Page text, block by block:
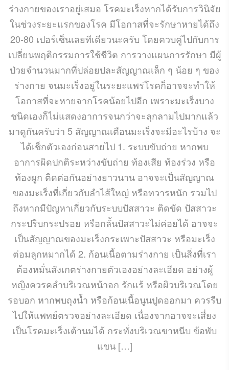
ร่างกายของเราอยู่เสมอ โรคมะเร็งหากได้รับการวินิจัย
ในช่วงระยะแรกของโรค มีโอกาสที่จะรักษาหายได้ถึง
20-80 เปอร์เซ็นเลยทีเดียวนะครับ โดยควบคู่ไปกับการ
เปลี่ยนพฤติกรรมการใช้ชีวิต การวางแผนการรักษา มีผู้
ป่วยจำนวนมากที่ปล่อยปละสัญญาณเล็ก ๆ น้อย ๆ ของ
ร่างกาย จนมะเร็งอยู่ในระยะแพร่โรคก็อาจจะทำให้
โอกาสที่จะหายจากโรคน้อยไปอีก เพราะมะเร็งบาง
ชนิดเองก็ไม่แสดงอาการจนกว่าจะลุกลามไปมากแล้ว
มาดูกันครับว่า 5 สัญญาณเตือนมะเร็งจะมีอะไรบ้าง จะ
ได้เช็กตัวเองก่อนสายไป 1. ระบบขับถ่าย หากพบ
อาการผิดปกติระหว่างขับถ่าย ท้องเสีย ท้องร่วง หรือ
ท้องผูก ติดต่อกันอย่างยาวนาน อาจจะเป็นสัญญาณ
ของมะเร็งที่เกี่ยวกับลำไส้ใหญ่ หรือทวารหนัก รวมไป
ถึงหากมีปัญหาเกี่ยวกับระบบปัสสาวะ ติดขัด ปัสสาวะ
กระปริบกระปรอย หรือกลั้นปัสสาวะไม่ค่อยได้ อาจจะ
เป็นสัญญาณของมะเร็งกระเพาะปัสสาวะ หรือมะเร็ง
ต่อมลูกหมากได้ 2. ก้อนเนื้อตามร่างกาย เป็นสิ่งที่เรา
ต้องหมั่นสังเกตร่างกายตัวเองอย่างละเอียด อย่างผู้
หญิงควรคลำบริเวณหน้าอก รักแร้ หรือผิวบริเวณโดย
รอบอก หากพบถุงน้ำ หรือก้อนเนื้อนูนปูดออกมา ควรรีบ
ไปให้แพทย์ตรวจอย่างละเอียด เนื่องจากอาจจะเสี่ยง
เป็นโรคมะเร็งเต้านมได้ กระทั่งบริเวณขาหนีบ ข้อพับ
แขน […]